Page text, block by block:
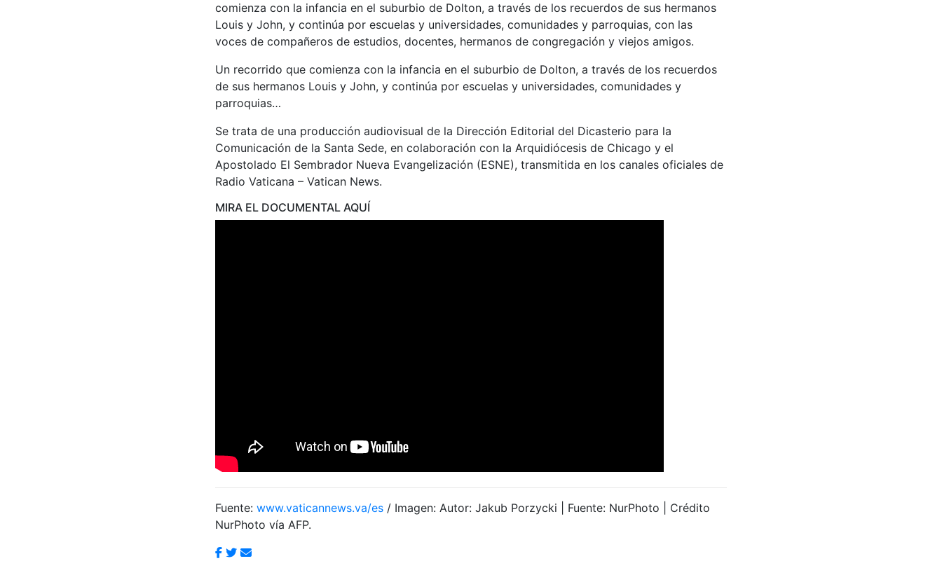
comienza con la infancia en el suburbio de Dolton, a través de los recuerdos de sus hermanos
Louis y John, y continúa por escuelas y universidades, comunidades y parroquias, con las
voces de compañeros de estudios, docentes, hermanos de congregación y viejos amigos.
Un recorrido que comienza con la infancia en el suburbio de Dolton, a través de los recuerdos
de sus hermanos Louis y John, y continúa por escuelas y universidades, comunidades y
parroquias…
Se trata de una producción audiovisual de la Dirección Editorial del Dicasterio para la
Comunicación de la Santa Sede, en colaboración con la Arquidiócesis de Chicago y el
Apostolado El Sembrador Nueva Evangelización (ESNE), transmitida en los canales oficiales de
Radio Vaticana – Vatican News.
MIRA EL DOCUMENTAL AQUÍ
Fuente: www.vaticannews.va/es / Imagen: Autor: Jakub Porzycki | Fuente: NurPhoto | Crédito
NurPhoto vía AFP.